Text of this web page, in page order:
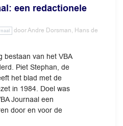
een redactionele
doorAndre Dorsman, Hans de
bestaan van het VBA
Piet Stephan, de
het blad met de
in 1984. Doel was
Journaal een
door en voor de